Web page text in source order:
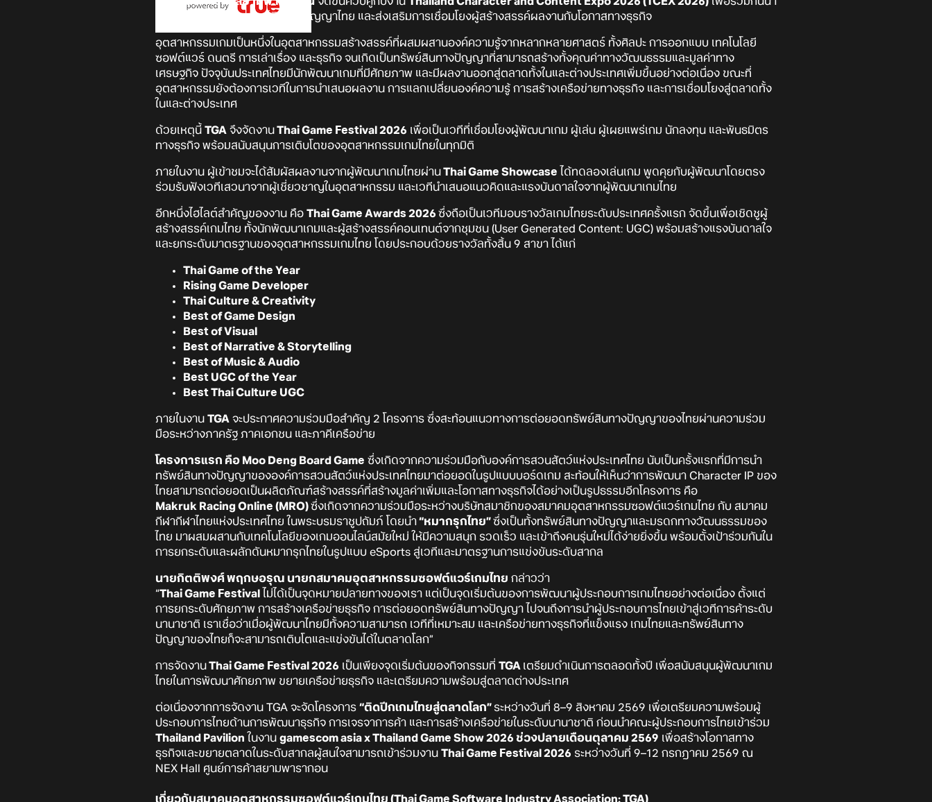
เสนอศักยภาพของทรัพย์สินทางปัญญาไทย และส่งเสริมการเชื่อมโยงผู้สร้างสรรค์ผลงานกับโอกาสทางธุรกิจ
อุตสาหกรรมเกมเป็นหนึ่งในอุตสาหกรรมสร้างสรรค์ที่ผสมผสานองค์ความรู้จากหลากหลายศาสตร์ ทั้งศิลปะ การออกแบบ เทคโนโลยี
ซอฟต์แวร์ ดนตรี การเล่าเรื่อง และธุรกิจ จนเกิดเป็นทรัพย์สินทางปัญญาที่สามารถสร้างทั้งคุณค่าทางวัฒนธรรมและมูลค่าทาง
เศรษฐกิจ ปัจจุบันประเทศไทยมีนักพัฒนาเกมที่มีศักยภาพ และมีผลงานออกสู่ตลาดทั้งในและต่างประเทศเพิ่มขึ้นอย่างต่อเนื่อง ขณะที่
อุตสาหกรรมยังต้องการเวทีในการนำเสนอผลงาน การแลกเปลี่ยนองค์ความรู้ การสร้างเครือข่ายทางธุรกิจ และการเชื่อมโยงสู่ตลาดทั้ง
ในและต่างประเทศ
ด้วยเหตุนี้ TGA จึงจัดงานThai Game Festival 2026 เพื่อเป็นเวทีที่เชื่อมโยงผู้พัฒนาเกม ผู้เล่น ผู้เผยแพร่เกม นักลงทุน และพันธมิตร
ทางธุรกิจ พร้อมสนับสนุนการเติบโตของอุตสาหกรรมเกมไทยในทุกมิติ
ภายในงาน ผู้เข้าชมจะได้สัมผัสผลงานจากผู้พัฒนาเกมไทยผ่านThai Game Showcase ได้ทดลองเล่นเกม พูดคุยกับผู้พัฒนาโดยตรง
ร่วมรับฟังเวทีเสวนาจากผู้เชี่ยวชาญในอุตสาหกรรม และเวทีนำเสนอแนวคิดและแรงบันดาลใจจากผู้พัฒนาเกมไทย
อีกหนึ่งไฮไลต์สำคัญของงาน คือ Thai Game Awards 2026 ซึ่งถือเป็นเวทีมอบรางวัลเกมไทยระดับประเทศครั้งแรก จัดขึ้นเพื่อเชิดชูผู้
สร้างสรรค์เกมไทย ทั้งนักพัฒนาเกมและผู้สร้างสรรค์คอนเทนต์จากชุมชน (User Generated Content: UGC) พร้อมสร้างแรงบันดาลใจ
และยกระดับมาตรฐานของอุตสาหกรรมเกมไทย โดยประกอบด้วยรางวัลทั้งสิ้น 9 สาขา ได้แก่
Thai Game of the Year
Rising Game Developer
Thai Culture & Creativity
Best of Game Design
Best of Visual
Best of Narrative & Storytelling
Best of Music & Audio
Best UGC of the Year
Best Thai Culture UGC
ภายในงาน TGA จะประกาศความร่วมมือสำคัญ 2 โครงการ ซึ่งสะท้อนแนวทางการต่อยอดทรัพย์สินทางปัญญาของไทยผ่านความร่วม
มือระหว่างภาครัฐ ภาคเอกชน และภาคีเครือข่าย
โครงการแรก คือ Moo Deng Board Game ซึ่งเกิดจากความร่วมมือกับองค์การสวนสัตว์แห่งประเทศไทย นับเป็นครั้งแรกที่มีการนำ
ทรัพย์สินทางปัญญาขององค์การสวนสัตว์แห่งประเทศไทยมาต่อยอดในรูปแบบบอร์ดเกม สะท้อนให้เห็นว่าการพัฒนา Character IP ของ
ไทยสามารถต่อยอดเป็นผลิตภัณฑ์สร้างสรรค์ที่สร้างมูลค่าเพิ่มและโอกาสทางธุรกิจได้อย่างเป็นรูปธรรมอีกโครงการ คือ
Makruk Racing Online (MRO)ซึ่งเกิดจากความร่วมมือระหว่างบริษัทสมาชิกของสมาคมอุตสาหกรรมซอฟต์แวร์เกมไทย กับ สมาคม
กีฬากีฬาไทยแห่งประเทศไทย ในพระบรมราชูปถัมภ์ โดยนำ“หมากรุกไทย”ซึ่งเป็นทั้งทรัพย์สินทางปัญญาและมรดกทางวัฒนธรรมของ
ไทย มาผสมผสานกับเทคโนโลยีของเกมออนไลน์สมัยใหม่ ให้มีความสนุก รวดเร็ว และเข้าถึงคนรุ่นใหม่ได้ง่ายยิ่งขึ้น พร้อมตั้งเป้าร่วมกันใน
การยกระดับและผลักดันหมากรุกไทยในรูปแบบ eSports สู่เวทีและมาตรฐานการแข่งขันระดับสากล
นายกิตติพงศ์ พฤกษอรุณ นายกสมาคมอุตสาหกรรมซอฟต์แวร์เกมไทย กล่าวว่า
“Thai Game Festival
ไม่ได้เป็นจุดหมายปลายทางของเรา แต่เป็นจุดเริ่มต้นของการพัฒนาผู้ประกอบการเกมไทยอย่างต่อเนื่อง ตั้งแต่
การยกระดับศักยภาพ การสร้างเครือข่ายธุรกิจ การต่อยอดทรัพย์สินทางปัญญา ไปจนถึงการนำผู้ประกอบการไทยเข้าสู่เวทีการค้าระดับ
นานาชาติ เราเชื่อว่าเมื่อผู้พัฒนาไทยมีทั้งความสามารถ เวทีที่เหมาะสม และเครือข่ายทางธุรกิจที่แข็งแรง เกมไทยและทรัพย์สินทาง
ปัญญาของไทยก็จะสามารถเติบโตและแข่งขันได้ในตลาดโลก”
การจัดงานThai Game Festival 2026 เป็นเพียงจุดเริ่มต้นของกิจกรรมที่ TGA เตรียมดำเนินการตลอดทั้งปี เพื่อสนับสนุนผู้พัฒนาเกม
ไทยในการพัฒนาศักยภาพ ขยายเครือข่ายธุรกิจ และเตรียมความพร้อมสู่ตลาดต่างประเทศ
ต่อเนื่องจากการจัดงาน TGA จะจัดโครงการ “ติดปีกเกมไทยสู่ตลาดโลก” ระหว่างวันที่ 8–9 สิงหาคม 2569 เพื่อเตรียมความพร้อมผู้
ประกอบการไทยด้านการพัฒนาธุรกิจ การเจรจาการค้า และการสร้างเครือข่ายในระดับนานาชาติ ก่อนนำคณะผู้ประกอบการไทยเข้าร่วม
Thailand Pavilion ในงาน gamescom asia x Thailand Game Show 2026 ช่วงปลายเดือนตุลาคม 2569 เพื่อสร้างโอกาสทาง
ธุรกิจและขยายตลาดในระดับสากลผู้สนใจสามารถเข้าร่วมงาน Thai Game Festival 2026 ระหว่างวันที่ 9–12 กรกฎาคม 2569 ณ
NEX Hall ศูนย์การค้าสยามพารากอน
เกี่ยวกับสมาคมอุตสาหกรรมซอฟต์แวร์เกมไทย (Thai Game Software Industry Association: TGA)